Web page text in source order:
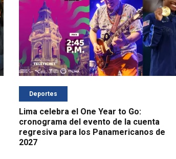
Deportes
Lima celebra el One Year to Go:
cronograma del evento de la cuenta
regresiva para los Panamericanos de
2027